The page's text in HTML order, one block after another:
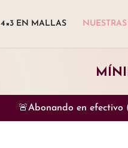
4×3 EN MALLAS
🚨Abonando en efectivo